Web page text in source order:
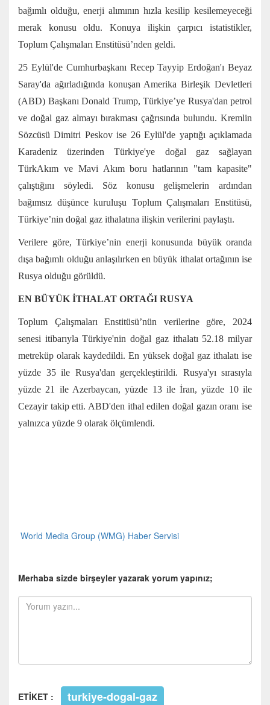
bağımlı olduğu, enerji alımının hızla kesilip kesilemeyeceği
merak konusu oldu. Konuya ilişkin çarpıcı istatistikler,
Toplum Çalışmaları Enstitüsü’nden geldi.
25 Eylül'de Cumhurbaşkanı Recep Tayyip Erdoğan'ı Beyaz
Saray'da ağırladığında konuşan Amerika Birleşik Devletleri
(ABD) Başkanı Donald Trump, Türkiye’ye Rusya'dan petrol
ve doğal gaz almayı bırakması çağrısında bulundu. Kremlin
Sözcüsü Dimitri Peskov ise 26 Eylül'de yaptığı açıklamada
Karadeniz üzerinden Türkiye'ye doğal gaz sağlayan
TürkAkım ve Mavi Akım boru hatlarının "tam kapasite"
çalıştığını söyledi. Söz konusu gelişmelerin ardından
bağımsız düşünce kuruluşu Toplum Çalışmaları Enstitüsü,
Türkiye’nin doğal gaz ithalatına ilişkin verilerini paylaştı.
Verilere göre, Türkiye’nin enerji konusunda büyük oranda
dışa bağımlı olduğu anlaşılırken en büyük ithalat ortağının ise
Rusya olduğu görüldü.
EN BÜYÜK İTHALAT ORTAĞI RUSYA
Toplum Çalışmaları Enstitüsü’nün verilerine göre, 2024
senesi itibarıyla Türkiye'nin doğal gaz ithalatı 52.18 milyar
metreküp olarak kaydedildi. En yüksek doğal gaz ithalatı ise
yüzde 35 ile Rusya'dan gerçekleştirildi. Rusya'yı sırasıyla
yüzde 21 ile Azerbaycan, yüzde 13 ile İran, yüzde 10 ile
Cezayir takip etti. ABD'den ithal edilen doğal gazın oranı ise
yalnızca yüzde 9 olarak ölçümlendi.
World Media Group (WMG) Haber Servisi
Merhaba sizde birşeyler yazarak yorum yapınız;
ETİKET : turkiye-dogal-gaz